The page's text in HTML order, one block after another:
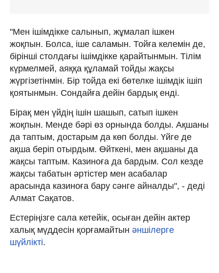
"Мен ішімдікке салынып, жұмалап ішкен
жоқпын. Болса, іше саламын. Тойға келемін де,
бірінші столдағы ішімдікке қарайтынмын. Тілім
күрмелмей, аяққа құламай тойды жақсы
жүргізетінмін. Бір тойда екі бөтелке ішімдік ішіп
қоятынмын. Сондайға дейін бардық енді.
Бірақ мен үйдің ішін шашып, сатып ішкен
жоқпын. Менде бәрі өз орнында болды. Ақшаны
да таптым, достарым да көп болды. Үйге де
ақша беріп отырдым. Өйткені, мен ақшаны да
жақсы таптым. Казиноға да бардым. Сол кезде
жақсы табатын әртістер мен асабалар
арасында казиноға бару сәнге айналды", - деді
Алмат Сақатов.
Естеріңізге сала кетейік, осыған дейін актер
халық мүддесін қорғамайтын әншілерге
шүйлікті.